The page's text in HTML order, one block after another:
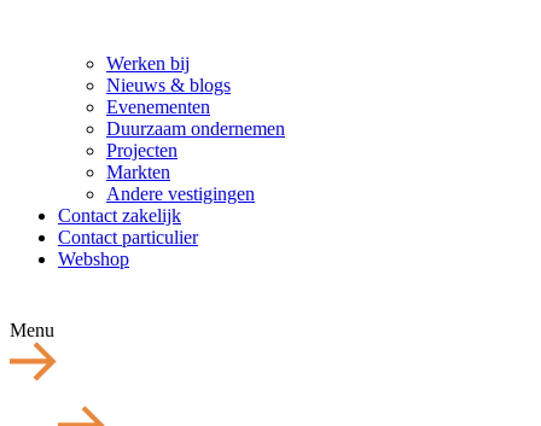
Werken bij
Nieuws & blogs
Evenementen
Duurzaam ondernemen
Projecten
Markten
Andere vestigingen
Contact zakelijk
Contact particulier
Webshop
Menu